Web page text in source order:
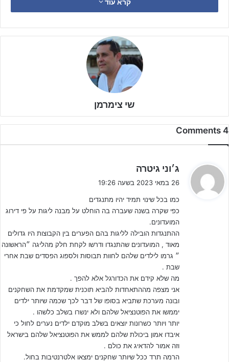
בליגה ולטענת לא מעט מועדונים בארץ, לדאוג בעיקר למועדונים
הבינוניים ובמועדונים הלא מקצועניים.
מדוע ישנה טענה למחטף? מאחר ומדובר במהלך אגב שלא קיבל את
אישור וועדת הנוער ע"פ המועדונים המתלוננים!
רוצים להגיע הכי מוכנים לעונה הבאה. להרשמה – לחצו על הבאנר!
היום (חג השבועות) דלף כוונת המחטף לכאורה למנהלי מועדונים
ומחלקות נוער שהתאגדו באופן מיידי ולמרות שמדובר בחג וערב שבת,
הקימו קבוצת מאבק משותפת ושלחו שני מכתבים ליו"ר ההתאחדות
לכדורגל שינו זוארץ ולשר הספורט מיקי זוהר.
קרא עוד
שי צימרמן
4 Comments
ג׳וני גיטרה
ב
:
26 במאי 2023 בשעה 19:26
כמו בכל שינוי תמיד יהיו מתנגדים
כפי שקרה בשנה שעברה בה הוחלט על מבנה ליגות על פי דירוג
המועדונים.
ההתנגדות הובילה לליגות בהם הפערים בין הקבוצות היו גדולים
מאוד , המועדונים שהתנגדו ודרשו לקחת חלק מהליגה ״הראשונה
״ גרמו לילדים שלהם לחוות תבוסות ולספוג הפסדים שבת אחרי
שבת .
מה שלא קידם את הכדורגל אלא להפך .
אני מצפה מההתאחדות להביא תוכנית שמקדמת את השחקנים
ובונה מערכת שתביא בסופו של דבר לכך שכמה שיותר ילדים
יממשו את הפוטנציאל שלהם ולא ינשרו בשלב כלשהו .
יותר ויותר כשרונות יוצאים בשלב מוקדם ילדים נערים לחול כי
איבדו אמון ביכולת שלהם לממש את הפוטנציאל שלהם בישראל
וזה אמור להדאיג את כולם .
הרמה תרד ככל שיותר שחקנים ימצאו אלטרנטיבות בחול.